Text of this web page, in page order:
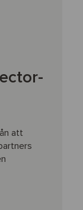
att